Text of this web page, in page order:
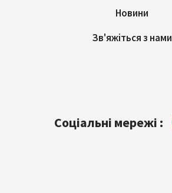
Новини
Зв'яжіться з нами
Соціальні мережі :